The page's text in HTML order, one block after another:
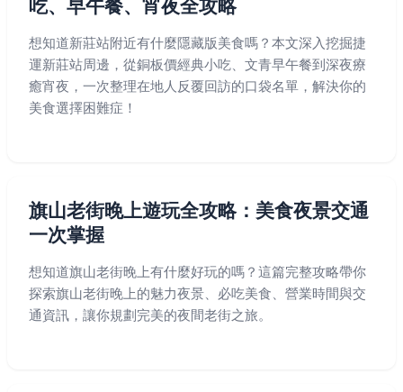
吃、早午餐、宵夜全攻略
想知道新莊站附近有什麼隱藏版美食嗎？本文深入挖掘捷
運新莊站周邊，從銅板價經典小吃、文青早午餐到深夜療
癒宵夜，一次整理在地人反覆回訪的口袋名單，解決你的
美食選擇困難症！
旗山老街晚上遊玩全攻略：美食夜景交通
一次掌握
想知道旗山老街晚上有什麼好玩的嗎？這篇完整攻略帶你
探索旗山老街晚上的魅力夜景、必吃美食、營業時間與交
通資訊，讓你規劃完美的夜間老街之旅。